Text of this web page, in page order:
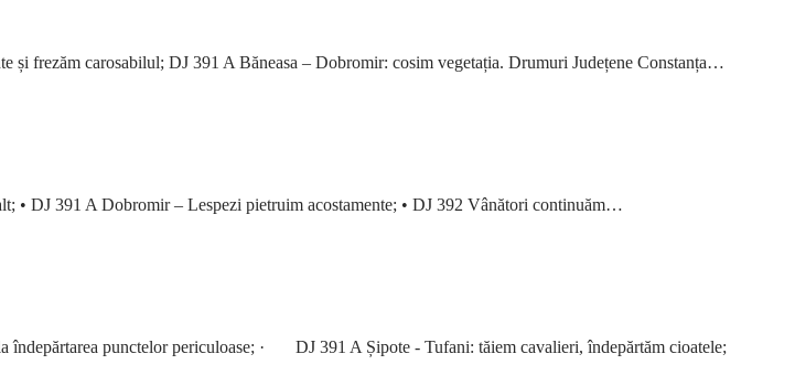
și frezăm carosabilul; DJ 391 A Băneasa – Dobromir: cosim vegetația. Drumuri Județene Constanța…
• DJ 391 A Dobromir – Lespezi pietruim acostamente; • DJ 392 Vânători continuăm…
punctelor periculoase; · DJ 391 A Șipote - Tufani: tăiem cavalieri, îndepărtăm cioatele;